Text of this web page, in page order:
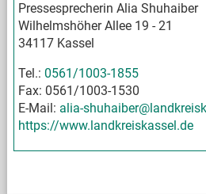
Pressesprecherin Alia Shuhaiber
Wilhelmshöher Allee 19 - 21
34117 Kassel
Tel.: 0561/1003-1855
Fax: 0561/1003-1530
E-Mail: alia-
https://www.landkreiskassel.de